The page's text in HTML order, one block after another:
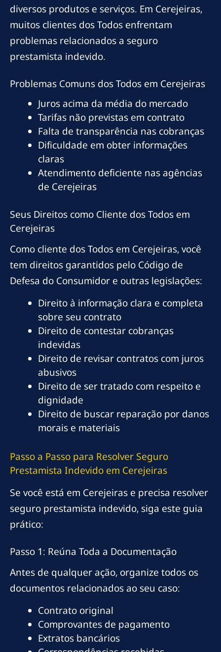
diversos produtos e serviços. Em Cerejeiras,
muitos clientes dos Todos enfrentam
problemas relacionados a seguro
prestamista indevido.
Problemas Comuns dos Todos em Cerejeiras
Juros acima da média do mercado
Tarifas não previstas em contrato
Falta de transparência nas cobranças
Dificuldade em obter informações
claras
Atendimento deficiente nas agências
de Cerejeiras
Seus Direitos como Cliente dos Todos em
Cerejeiras
Como cliente dos Todos em Cerejeiras, você
tem direitos garantidos pelo Código de
Defesa do Consumidor e outras legislações:
Direito à informação clara e completa
sobre seu contrato
Direito de contestar cobranças
indevidas
Direito de revisar contratos com juros
abusivos
Direito de ser tratado com respeito e
dignidade
Direito de buscar reparação por danos
morais e materiais
Passo a Passo para Resolver Seguro
Prestamista Indevido em Cerejeiras
Se você está em Cerejeiras e precisa resolver
seguro prestamista indevido, siga este guia
prático:
Passo 1: Reúna Toda a Documentação
Antes de qualquer ação, organize todos os
documentos relacionados ao seu caso:
Contrato original
Comprovantes de pagamento
Extratos bancários